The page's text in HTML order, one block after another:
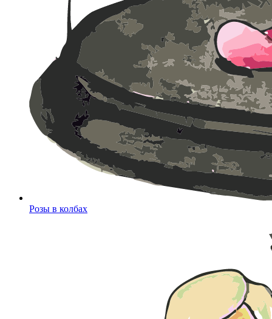
Розы в колбах